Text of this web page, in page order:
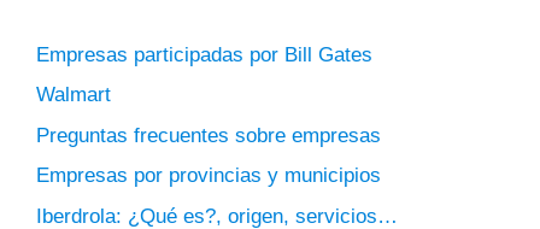
Empresas participadas por Bill Gates
Walmart
Preguntas frecuentes sobre empresas
Empresas por provincias y municipios
Iberdrola: ¿Qué es?, origen, servicios…